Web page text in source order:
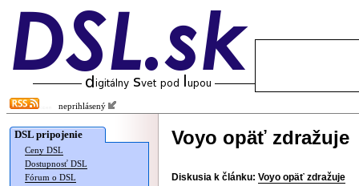
neprihlásený
DSL pripojenie
Ceny DSL
Dostupnosť DSL
Fórum o DSL
Voyo opäť zdražuje
Diskusia k článku: Voyo opäť zdražuje